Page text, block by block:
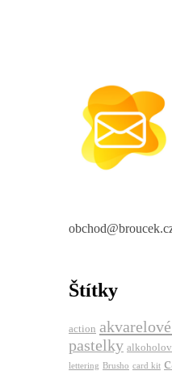
Štítky
action
pastelky
lettering Brusho card kit